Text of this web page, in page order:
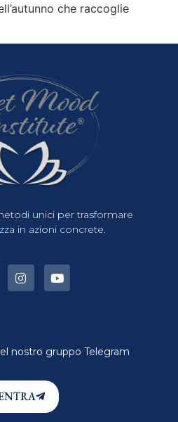
che raccoglie
unici per trasformare
in azioni concrete.
nostro gruppo Telegram